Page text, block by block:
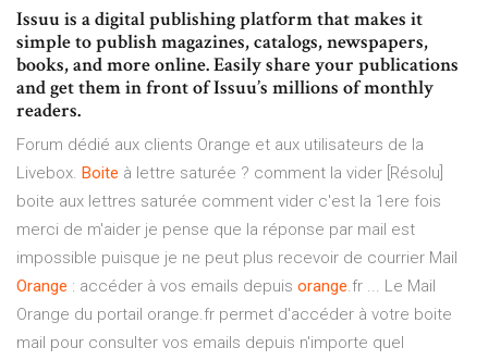
Issuu is a digital publishing platform that makes it
simple to publish magazines, catalogs, newspapers,
books, and more online. Easily share your publications
and get them in front of Issuu’s millions of monthly
readers.
Forum dédié aux clients Orange et aux utilisateurs de la
Livebox. Boite à lettre saturée ? comment la vider [Résolu]
boite aux lettres saturée comment vider c'est la 1ere fois
merci de m'aider je pense que la réponse par mail est
impossible puisque je ne peut plus recevoir de courrier Mail
Orange : accéder à vos emails depuis orange.fr ... Le Mail
Orange du portail orange.fr permet d'accéder à votre boite
mail pour consulter vos emails depuis n'importe quel